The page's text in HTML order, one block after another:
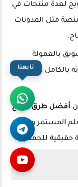
لعدة منتجات في
مثل المدونات
بالعمولة
بالكامل عبر
أفضل طرق الربح
المستمر وبناء
حقيقية للجمهور.
تابعنا